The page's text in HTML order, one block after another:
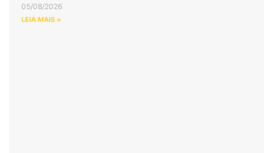
05/08/2026
LEIA MAIS »